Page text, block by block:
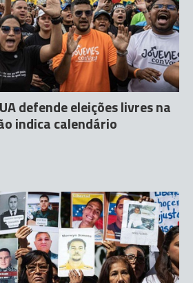
defende eleições livres na
indica calendário